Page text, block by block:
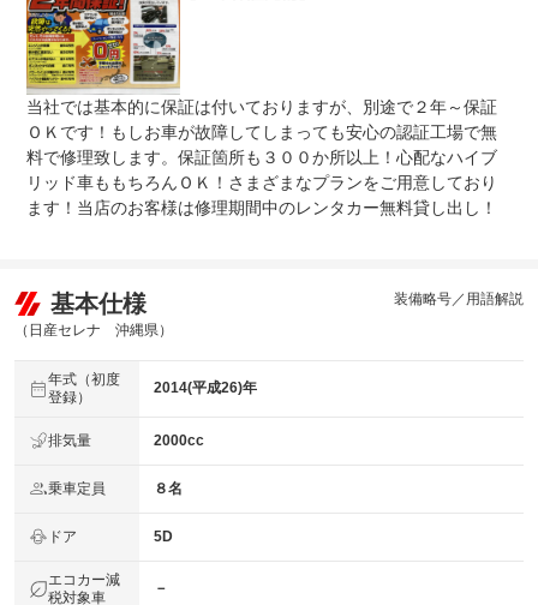
当社では基本的に保証は付いておりますが、別途で２年～保証
ＯＫです！もしお車が故障してしまっても安心の認証工場で無
料で修理致します。保証箇所も３００か所以上！心配なハイブ
リッド車ももちろんＯＫ！さまざまなプランをご用意しており
ます！当店のお客様は修理期間中のレンタカー無料貸し出し！
基本仕様
（日産セレナ 沖縄県）
装備略号／用語解説
年式（初度
登録）
2014(平成26)年
排気量 2000cc
乗車定員 ８名
ドア 5D
エコカー減
税対象車
－